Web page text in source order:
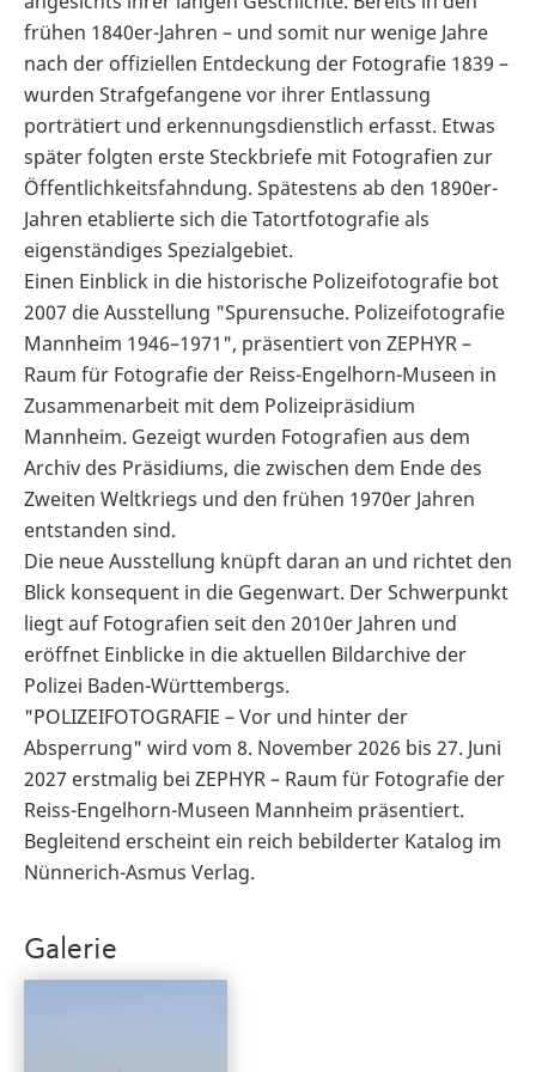
frühen 1840er-Jahren – und somit nur wenige Jahre
nach der offiziellen Entdeckung der Fotografie 1839 –
wurden Strafgefangene vor ihrer Entlassung
porträtiert und erkennungsdienstlich erfasst. Etwas
später folgten erste Steckbriefe mit Fotografien zur
Öffentlichkeitsfahndung. Spätestens ab den 1890er-
Jahren etablierte sich die Tatortfotografie als
eigenständiges Spezialgebiet.
Einen Einblick in die historische Polizeifotografie bot
2007 die Ausstellung "Spurensuche. Polizeifotografie
Mannheim 1946–1971", präsentiert von ZEPHYR –
Raum für Fotografie der Reiss-Engelhorn-Museen in
Zusammenarbeit mit dem Polizeipräsidium
Mannheim. Gezeigt wurden Fotografien aus dem
Archiv des Präsidiums, die zwischen dem Ende des
Zweiten Weltkriegs und den frühen 1970er Jahren
entstanden sind.
Die neue Ausstellung knüpft daran an und richtet den
Blick konsequent in die Gegenwart. Der Schwerpunkt
liegt auf Fotografien seit den 2010er Jahren und
eröffnet Einblicke in die aktuellen Bildarchive der
Polizei Baden-Württembergs.
"POLIZEIFOTOGRAFIE – Vor und hinter der
Absperrung" wird vom 8. November 2026 bis 27. Juni
2027 erstmalig bei ZEPHYR – Raum für Fotografie der
Reiss-Engelhorn-Museen Mannheim präsentiert.
Begleitend erscheint ein reich bebilderter Katalog im
Nünnerich-Asmus Verlag.
Galerie